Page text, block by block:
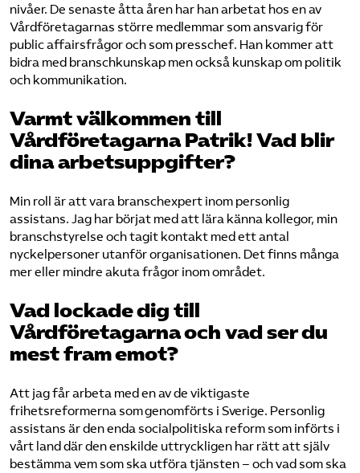
nivåer. De senaste åtta åren har han arbetat hos en av
Vårdföretagarnas större medlemmar som ansvarig för
public affairsfrågor och som presschef. Han kommer att
bidra med branschkunskap men också kunskap om politik
och kommunikation.
Varmt välkommen till
Vårdföretagarna Patrik! Vad blir
dina arbetsuppgifter?
Min roll är att vara branschexpert inom personlig
assistans. Jag har börjat med att lära känna kollegor, min
branschstyrelse och tagit kontakt med ett antal
nyckelpersoner utanför organisationen. Det finns många
mer eller mindre akuta frågor inom området.
Vad lockade dig till
Vårdföretagarna och vad ser du
mest fram emot?
Att jag får arbeta med en av de viktigaste
frihetsreformerna som genomförts i Sverige. Personlig
assistans är den enda socialpolitiska reform som införts i
vårt land där den enskilde uttryckligen har rätt att själv
bestämma vem som ska utföra tjänsten – och vad som ska